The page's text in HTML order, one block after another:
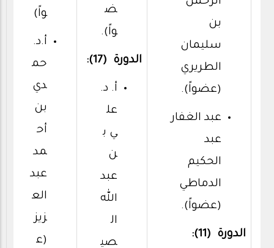
بن
سليمان
الطريري
(عضواً).
عبد الغفار
عبد
الحكيم
الدماطي
(عضواً).
الدورة (11):
ض
واً).
الدورة (17):
أ. د.
عل
ي ب
ن
عبد
الله
ال
صي
واً)
أ.د.
حم
دي
بن
أح
مد
عبد
الع
زيز
(ع